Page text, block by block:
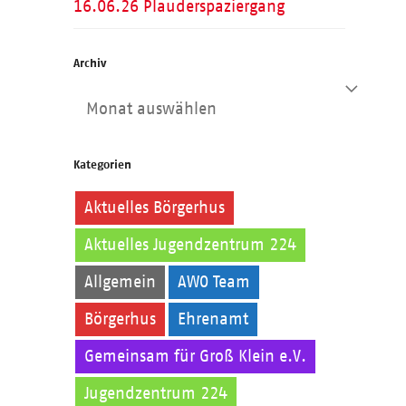
16.06.26 Plauderspaziergang
Archiv
Archiv
Kategorien
Aktuelles Börgerhus
Aktuelles Jugendzentrum 224
Allgemein AWO Team
Börgerhus Ehrenamt
Gemeinsam für Groß Klein e.V.
Jugendzentrum 224